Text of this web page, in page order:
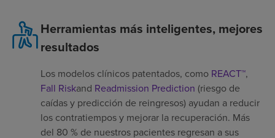
Herramientas más inteligentes, mejores
resultados
Los modelos clínicos patentados, como REACT™,
Fall Riskand Readmission Prediction (riesgo de
caídas y predicción de reingresos) ayudan a reducir
los contratiempos y mejorar la recuperación. Más
del 80 % de nuestros pacientes regresan a sus